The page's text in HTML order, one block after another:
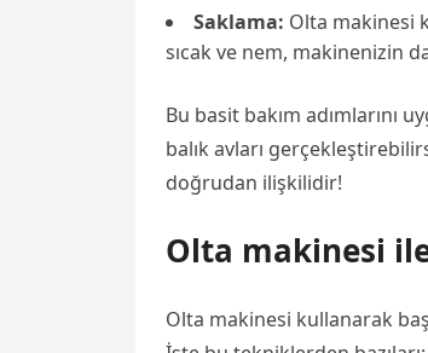
Saklama: Olta makinesi
sıcak ve nem, makinenizin
Bu basit bakım adımlarını
balık avları
doğrudan ilişkilidir!
Olta makinesi
Olta makinesi kullanarak